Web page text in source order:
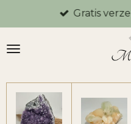
direct
naar
hoofdinhoud
Gratis